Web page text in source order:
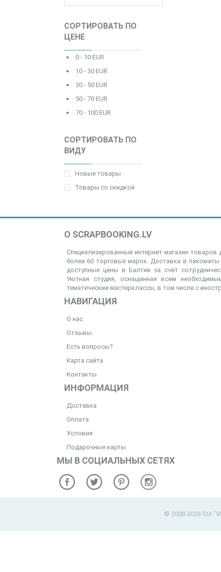
СОРТИРОВАТЬ ПО
ЦЕНЕ
0 - 10 EUR
10 - 30 EUR
30 - 50 EUR
50 - 70 EUR
70 - 100 EUR
СОРТИРОВАТЬ ПО
ВИДУ
Новые товары
Товары со скидкой
О SCRAPBOOKING.LV
Специализированный интернет магазин товаров
более 60 торговых марок. Доставка в
доступные цены в Балтии за счёт
Уютная студия, оснащенная всем
тематические мастерклассы, в том числе с
НАВИГАЦИЯ
О нас
Отзывы
Есть вопросы?
Карта сайта
Контакты
ИНФОРМАЦИЯ
Доставка
Оплата
Условия
Подарочные карты
МЫ В СОЦИАЛЬНЫХ СЕТЯХ
© 2008-2026 SIA